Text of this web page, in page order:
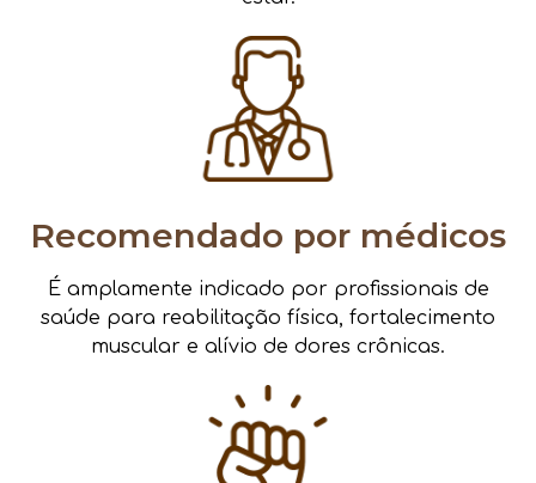
Recomendado por médicos
É amplamente indicado por profissionais de
saúde para reabilitação física, fortalecimento
muscular e alívio de dores crônicas.